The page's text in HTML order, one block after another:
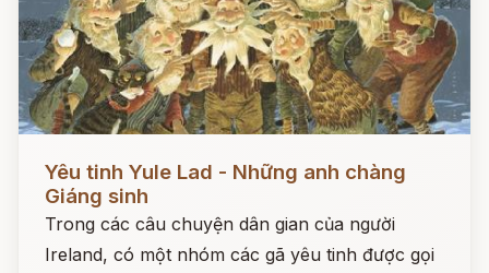
Yêu tinh Yule Lad - Những anh chàng
Giáng sinh
Trong các câu chuyện dân gian của người
Ireland, có một nhóm các gã yêu tinh được gọi